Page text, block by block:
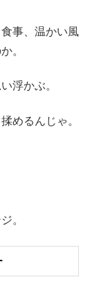
事、温かい風
。
浮かぶ。
めるんじゃ。
。